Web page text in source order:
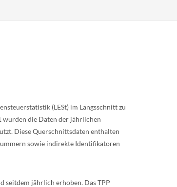
(LESt) im Längsschnitt zu
wurden die Daten der jährlichen
Diese Querschnittsdaten enthalten
sowie indirekte Identifikatoren
seitdem jährlich erhoben. Das TPP